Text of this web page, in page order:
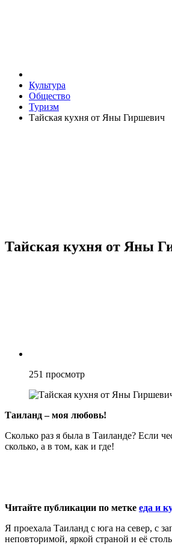
Культура
Общество
Туризм
Тайская кухня от Яны Гиршевич
Тайская кухня от Яны
251 просмотр
Таиланд – моя любовь!
Сколько раз я была в Таиланде? Если
сколько, а в том, как и где!
Читайте публикации по метке еда и
Я проехала Таиланд с юга на север, с
неповторимой, яркой страной и её